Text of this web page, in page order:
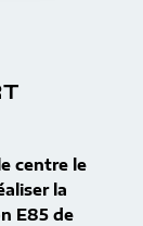
centre le
la
E85 de